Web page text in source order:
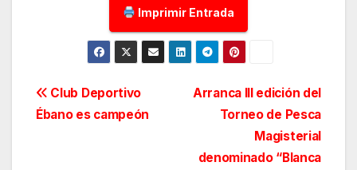
Imprimir Entrada
Navegación
Arranca III edición del
Torneo de Pesca
Magisterial
denominado “Blanca
Club Deportivo
Ébano es campeón